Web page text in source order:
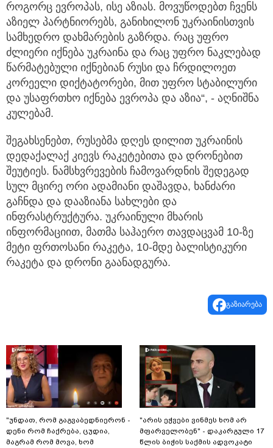
როგორც ევროპას, ისე აზიას. მოვუწოდებთ ჩვენს
აზიელ პარტნიორებს, განიხილონ უკრაინისთვის
სამხედრო დახმარების გაზრდა. რაც უფრო
ძლიერი იქნება უკრაინა და რაც უფრო ნაკლებად
წარმატებული იქნებიან რუსი და ჩრდილოეთ
კორეელი დიქტატორები, მით უფრო სტაბილური
და უსაფრთხო იქნება ევროპა და აზია“, - აღნიშნა
კულებამ.
შეგახსენებთ, რუსებმა დღეს დილით უკრაინის
დედაქალაქ კიევს რაკეტებითა და დრონებით
შეუტიეს. ნამსხვრევების ჩამოვარდნის შედეგად
სულ მცირე ორი ადამიანი დაშავდა, ხანძარი
გაჩნდა და დააზიანა სახლები და
ინფრასტრუქტურა. უკრაინული მხარის
ინფორმაციით, მათმა საჰაერო თავდაცვამ 10-ზე
მეტი ფრთოსანი რაკეტა, 10-მდე ბალისტიკური
რაკეტა და დრონი გაანადგურა.
გაზიარება
"უნდათ, რომ გაგვაბედნიერონ -
დენი რომ ჩაქრება, ცუდია,
მაგრამ რომ მოვა, ხომ
"არის ეჭვები ვინმეს ხომ არ
მფარველობენ" - დაკარგული 17
წლის ბიჭის საქმის ადვოკატი